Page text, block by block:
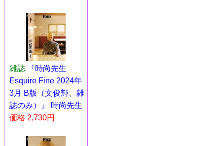
雑誌
『時尚先生
Esquire Fine 2024年
3月 B版（文俊輝、雑
誌のみ）』 時尚先生
価格 2,730円